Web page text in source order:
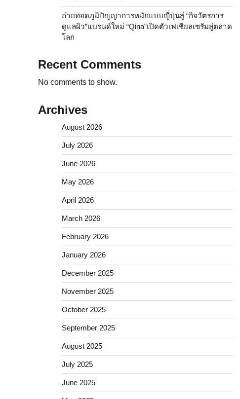
ถ่ายทอดภูมิปัญญาการหมักแบบญี่ปุ่นสู่ “กิจวัตรการ
ดูแลผิว”แบรนด์ใหม่ “Qina”เปิดตัวเฟเชียลเซรัมสู่ตลาด
โลก
Recent Comments
No comments to show.
Archives
August 2026
July 2026
June 2026
May 2026
April 2026
March 2026
February 2026
January 2026
December 2025
November 2025
October 2025
September 2025
August 2025
July 2025
June 2025